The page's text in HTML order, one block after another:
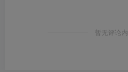
暂无评论